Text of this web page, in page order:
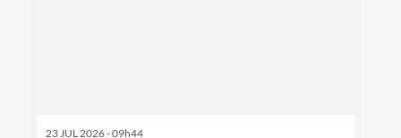
23 JUL 2026 - 09h44